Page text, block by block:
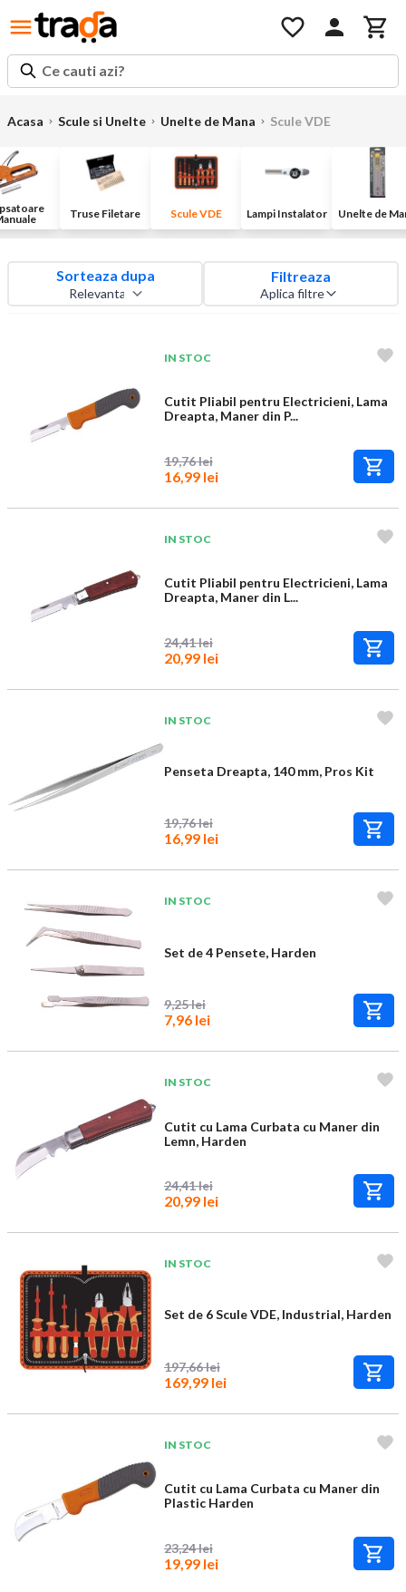
Ce cauti azi?
Acasa Scule si Unelte Unelte de Mana Scule VDE
Truse Filetare Scule VDE Lampi Instalator Unelte de
Sorteaza dupa Filtreaza
Aplica filtre
IN STOC
Cutit Pliabil pentru Electricieni, Lama
Dreapta, Maner din P...
19,76 lei
16,99 lei
IN STOC
Cutit Pliabil pentru Electricieni, Lama
Dreapta, Maner din L...
24,41 lei
20,99 lei
IN STOC
Penseta Dreapta, 140 mm, Pros Kit
19,76 lei
16,99 lei
IN STOC
Set de 4 Pensete, Harden
9,25 lei
7,96 lei
IN STOC
Cutit cu Lama Curbata cu Maner din
Lemn, Harden
24,41 lei
20,99 lei
IN STOC
Set de 6 Scule VDE, Industrial, Harden
197,66 lei
169,99 lei
IN STOC
Cutit cu Lama Curbata cu Maner din
Plastic Harden
23,24 lei
19,99 lei